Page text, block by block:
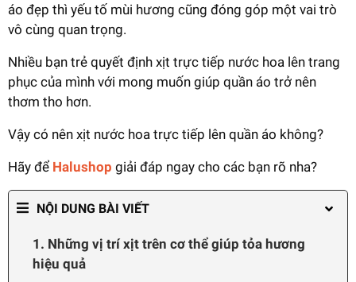
áo đẹp thì yếu tố mùi hương cũng đóng góp một vai trò
vô cùng quan trọng.
Nhiều bạn trẻ quyết định xịt trực tiếp nước hoa lên trang
phục của mình với mong muốn giúp quần áo trở nên
thơm tho hơn.
Vậy có nên xịt nước hoa trực tiếp lên quần áo không?
Hãy để Halushop giải đáp ngay cho các bạn rõ nha?
NỘI DUNG BÀI VIẾT
1. Những vị trí xịt trên cơ thể giúp tỏa hương
hiệu quả